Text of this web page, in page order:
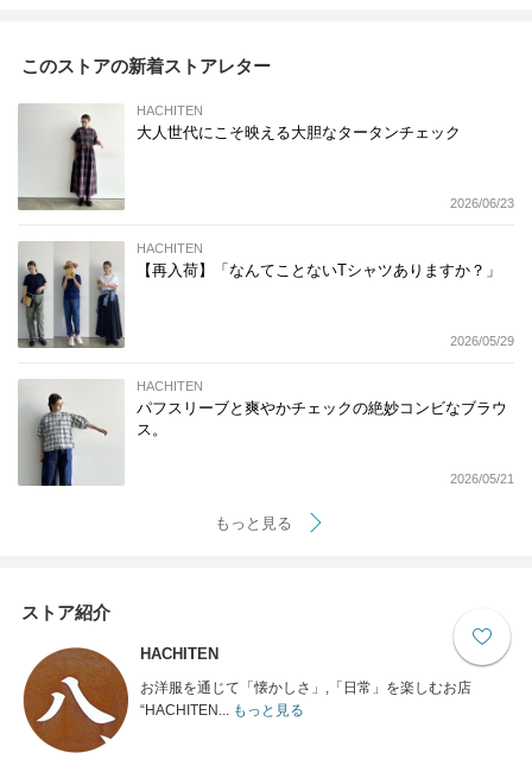
このストアの新着ストアレター
HACHITEN
大人世代にこそ映える大胆なタータンチェック
2026/06/23
HACHITEN
【再入荷】「なんてことないTシャツありますか？」
2026/05/29
HACHITEN
パフスリーブと爽やかチェックの絶妙コンビなブラウ
ス。
2026/05/21
もっと見る
ストア紹介
HACHITEN
お洋服を通じて「懐かしさ」,「日常」を楽しむお店
“HACHITEN...もっと見る